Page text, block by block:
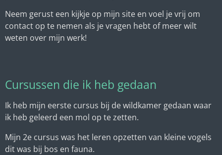
Neem gerust een kijkje op mijn site en voel je vrij om
contact op te nemen als je vragen hebt of meer wilt
weten over mijn werk!
Cursussen die ik heb gedaan
Ik heb mijn eerste cursus bij de wildkamer gedaan waar
ik heb geleerd een mol op te zetten.
Mijn 2e cursus was het leren opzetten van kleine vogels
dit was bij bos en fauna.